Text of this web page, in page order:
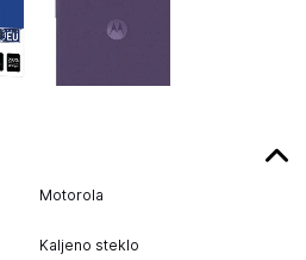
Motorola
Kaljeno steklo